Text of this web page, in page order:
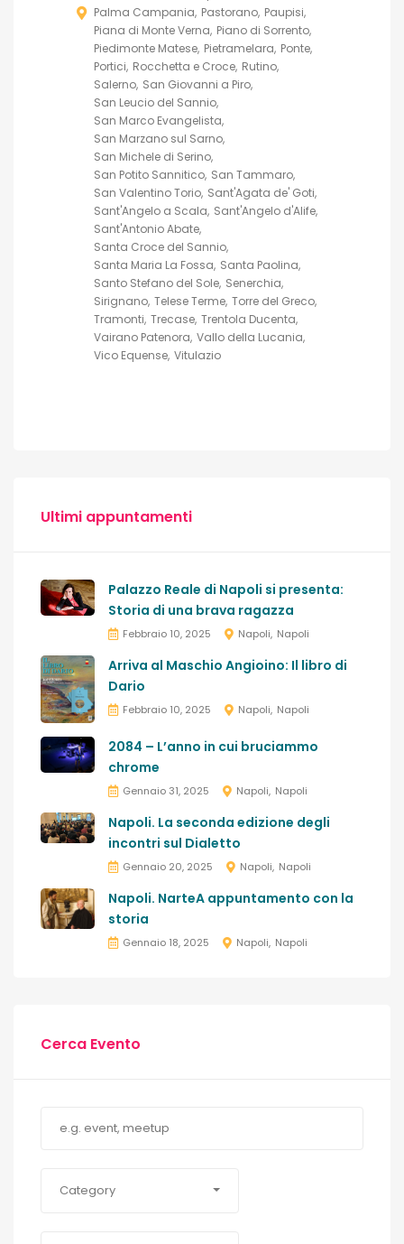
Palma Campania Pastorano Paupisi
Piana di Monte Verna Piano di Sorrento
Piedimonte Matese Pietramelara Ponte
Portici Rocchetta e Croce Rutino
Salerno San Giovanni a Piro
San Leucio del Sannio
San Marco Evangelista
San Marzano sul Sarno
San Michele di Serino
San Potito Sannitico San Tammaro
San Valentino Torio Sant'Agata de' Goti
Sant'Angelo a Scala Sant'Angelo d'Alife
Sant'Antonio Abate
Santa Croce del Sannio
Santa Maria La Fossa Santa Paolina
Santo Stefano del Sole Senerchia
Sirignano Telese Terme Torre del Greco
Tramonti Trecase Trentola Ducenta
Vairano Patenora Vallo della Lucania
Vico Equense Vitulazio
Ultimi appuntamenti
Palazzo Reale di Napoli si presenta:
Storia di una brava ragazza
Febbraio 10, 2025 Napoli Napoli
Arriva al Maschio Angioino: Il libro di
Dario
Febbraio 10, 2025 Napoli Napoli
2084 – L’anno in cui bruciammo
chrome
Gennaio 31, 2025 Napoli Napoli
Napoli. La seconda edizione degli
incontri sul Dialetto
Gennaio 20, 2025 Napoli Napoli
Napoli. NarteA appuntamento con la
storia
Gennaio 18, 2025 Napoli Napoli
Cerca Evento
Category